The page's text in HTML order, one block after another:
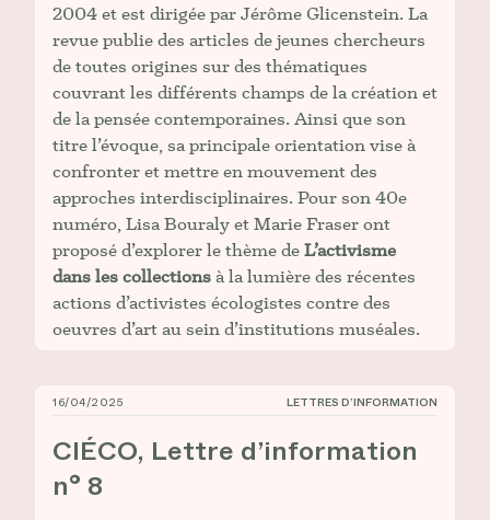
2004 et est dirigée par Jérôme Glicenstein. La
revue publie des articles de jeunes chercheurs
de toutes origines sur des thématiques
couvrant les différents champs de la création et
de la pensée contemporaines. Ainsi que son
titre l’évoque, sa principale orientation vise à
confronter et mettre en mouvement des
approches interdisciplinaires. Pour son 40e
numéro, Lisa Bouraly et Marie Fraser ont
proposé d’explorer le thème de L’activisme
dans les collections à la lumière des récentes
actions d’activistes écologistes contre des
oeuvres d’art au sein d’institutions muséales.
CIÉCO, Lettre d’information n° 8
16/04/2025 LETTRES D’INFORMATION
CIÉCO, Lettre d’information
n° 8